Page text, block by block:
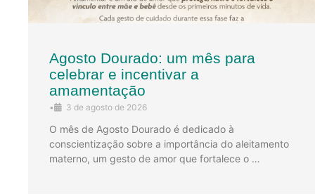
Agosto Dourado: um mês para
celebrar e incentivar a
amamentação
• 3 de agosto de 2026
O mês de Agosto Dourado é dedicado à
conscientização sobre a importância do aleitamento
materno, um gesto de amor que fortalece o …